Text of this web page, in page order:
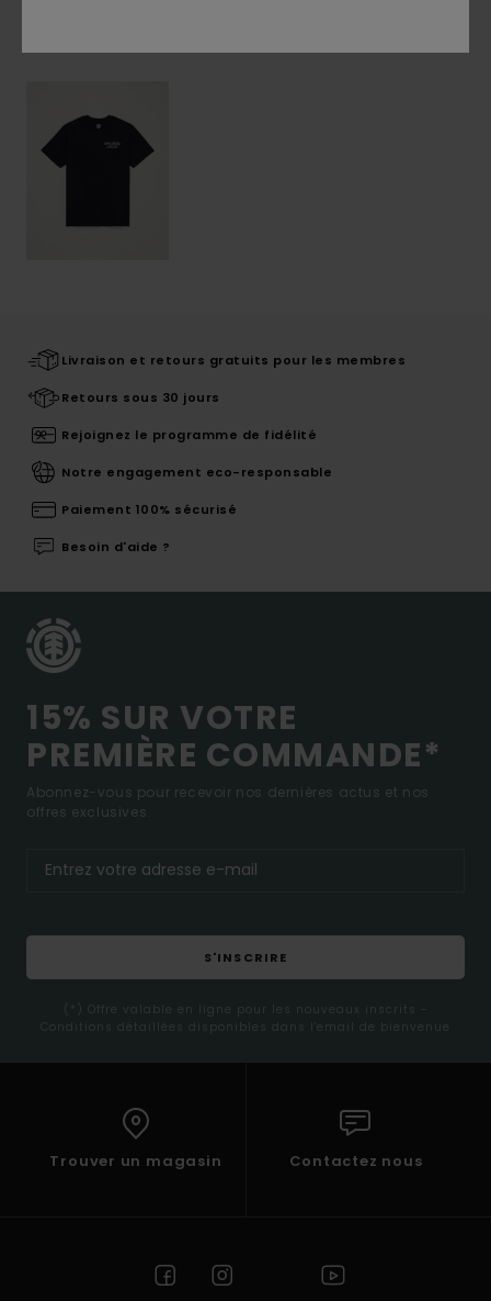
Livraison et retours gratuits pour les membres
Retours sous 30 jours
Rejoignez le programme de fidélité
Notre engagement eco-responsable
Paiement 100% sécurisé
Besoin d'aide ?
15% SUR VOTRE
PREMIÈRE COMMANDE*
Abonnez-vous pour recevoir nos dernières actus et nos
offres exclusives.
S'INSCRIRE
(*) Offre valable en ligne pour les nouveaux inscrits -
Conditions détaillées disponibles dans l'email de bienvenue
Trouver un magasin Contactez nous